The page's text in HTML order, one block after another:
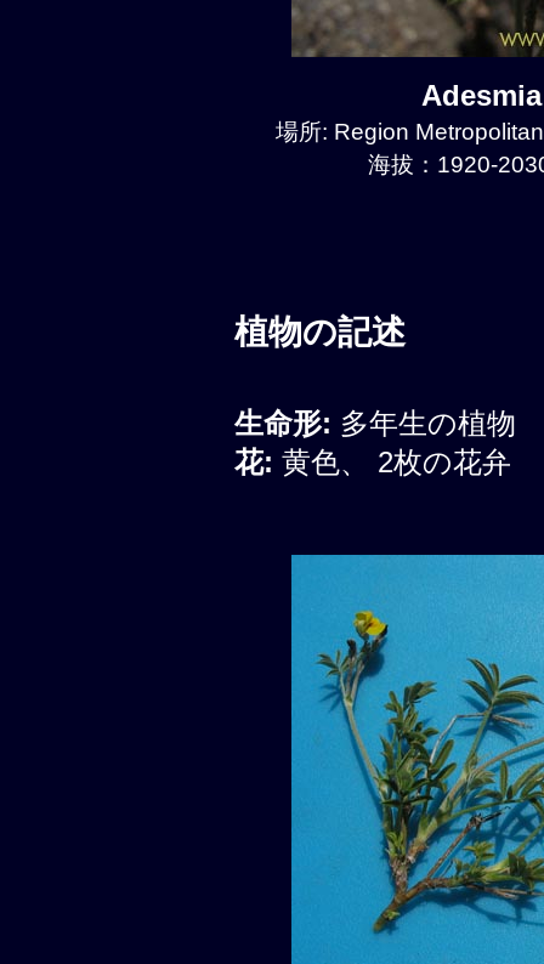
場所: Region
海拔：1920-
植物の記述
生命形: 多年生の植物
花: 黄色、 2枚の花弁